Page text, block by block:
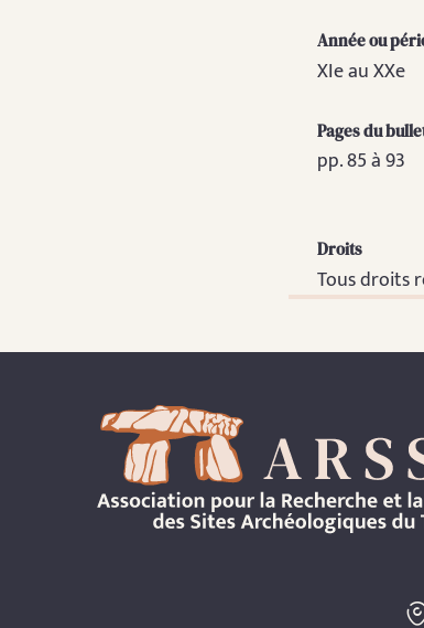
Année ou
XIe au XXe
Pages du
pp. 85 à 93
Droits
Tous droits